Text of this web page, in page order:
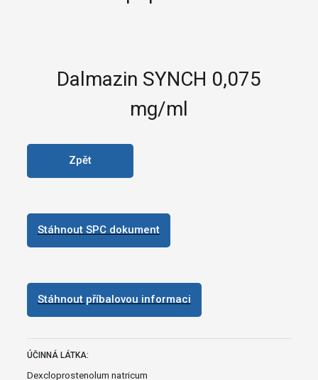
Dalmazin SYNCH 0,075
mg/ml
Zpět
Stáhnout SPC dokument
Stáhnout příbalovou informaci
ÚČINNÁ LÁTKA:
Dexcloprostenolum natricum